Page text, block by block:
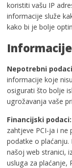
koristiti vašu IP
informacije služe
kako bi je bolje
Nepotrebni
informacije koje
osigurati što bolje
ugrožavanja vaše
Financijski podaci:
zahtjeve PCI-ja i
podatke o plaćanju.
našoj web stranici,
usluga za plaćanje,